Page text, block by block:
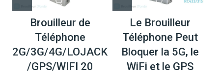
Brouilleur de
Téléphone
2G/3G/4G/LOJACK
/GPS/WIFI 20
Le Brouilleur
Téléphone Peut
Bloquer la 5G, le
WiFi et le GPS